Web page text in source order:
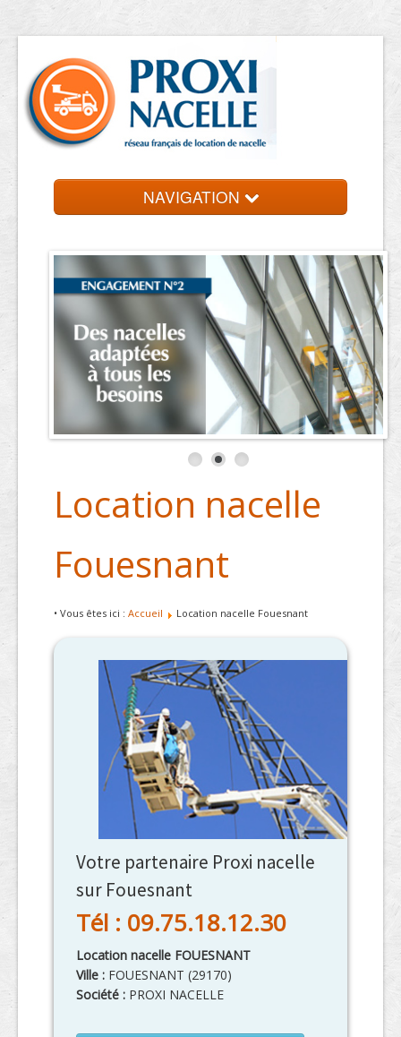
NAVIGATION
Location de nacelle
Contact et devis
Location nacelle
Fouesnant
• Vous êtes ici : Accueil Location nacelle Fouesnant
Votre partenaire Proxi nacelle
sur Fouesnant
Tél : 09.75.18.12.30
Location nacelle FOUESNANT
Ville : FOUESNANT (29170)
Société : PROXI NACELLE